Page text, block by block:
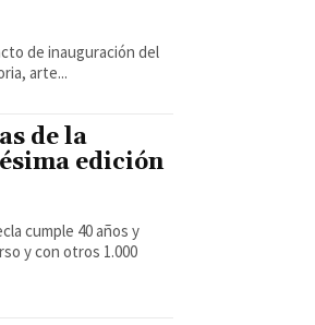
de inauguración del
arte...
de la
edición
cumple 40 años y
y con otros 1.000